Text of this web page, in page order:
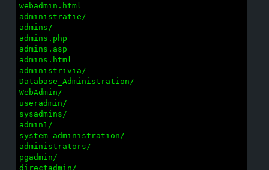
webadmin.html
administratie/
admins/
admins.php
admins.asp
admins.html
administrivia/
Database_Administration/
WebAdmin/
useradmin/
sysadmins/
admin1/
system-administration/
administrators/
pgadmin/
directadmin/